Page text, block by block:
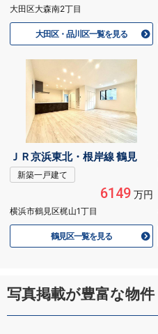
大田区大森南2丁目
大田区・品川区一覧を見る
ＪＲ京浜東北・根岸線 鶴見
新築一戸建て
6149万円
横浜市鶴見区梶山1丁目
鶴見区一覧を見る
写真掲載が豊富な物件